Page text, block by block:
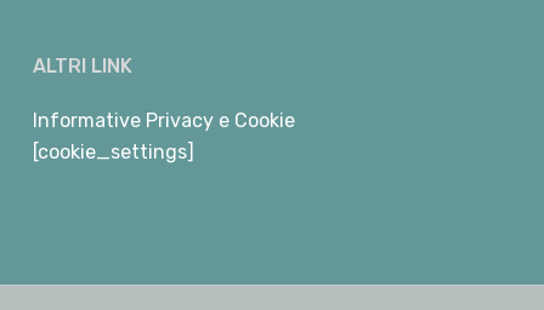
ALTRI LINK
Informative Privacy e Cookie
[cookie_settings]